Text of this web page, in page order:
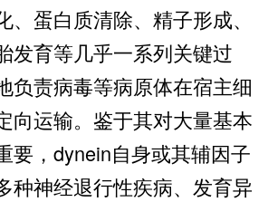
、蛋白质清除、精子形成、
发育等几乎一系列关键过
负责病毒等病原体在宿主细
向运输。鉴于其对大量基本
要，dynein自身或其辅因子
种神经退行性疾病、发育异